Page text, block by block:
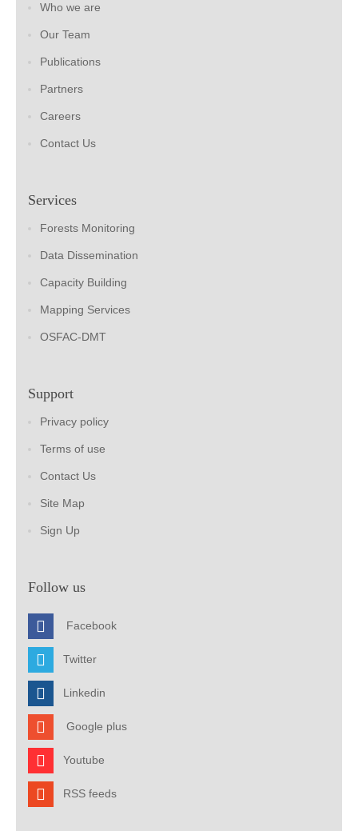
Who we are
Our Team
Publications
Partners
Careers
Contact Us
Services
Forests Monitoring
Data Dissemination
Capacity Building
Mapping Services
OSFAC-DMT
Support
Privacy policy
Terms of use
Contact Us
Site Map
Sign Up
Follow us
Facebook
Twitter
Linkedin
Google plus
Youtube
RSS feeds